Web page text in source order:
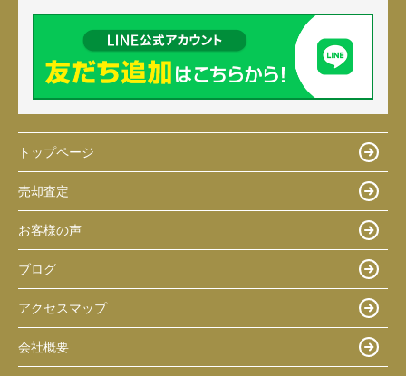
トップページ
売却査定
お客様の声
ブログ
アクセスマップ
会社概要